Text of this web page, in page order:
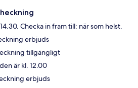
Checka in fram till: när som helst.
erbjuds
tillgängligt
är kl. 12.00
erbjuds